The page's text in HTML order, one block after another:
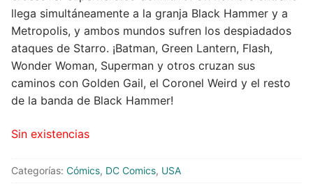
Posters
Peluches
Varios
llega simultáneamente a la granja Black Hammer y a
Metropolis, y ambos mundos sufren los despiadados
ataques de Starro. ¡Batman, Green Lantern, Flash,
Wonder Woman, Superman y otros cruzan sus
caminos con Golden Gail, el Coronel Weird y el resto
de la banda de Black Hammer!
Sin existencias
Categorías: Cómics, DC Comics, USA